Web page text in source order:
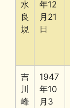
水
良
規
年12
月21
日
吉
川
峰
1947
年10
月3